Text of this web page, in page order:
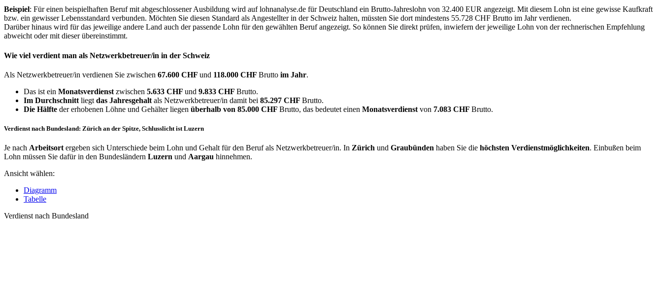
Beispiel: Für einen beispielhaften Beruf mit abgeschlossener Ausbildung wird auf lohnanalyse.de für Deutschland ein Brutto-Jahreslohn von 32.400 EUR angezeigt. Mit diesem Lohn ist eine gewisse Kaufkraft
bzw. ein gewisser Lebensstandard verbunden. Möchten Sie diesen Standard als Angestellter in der Schweiz halten, müssten Sie dort mindestens 55.728 CHF Brutto im Jahr verdienen.
Darüber hinaus wird für das jeweilige andere Land auch der passende Lohn für den gewählten Beruf angezeigt. So können Sie direkt prüfen, inwiefern der jeweilige Lohn von der rechnerischen Empfehlung
abweicht oder mit dieser übereinstimmt.
Wie viel verdient man als Netzwerkbetreuer/in in der Schweiz
Als Netzwerkbetreuer/in verdienen Sie zwischen 67.600 CHF und 118.000 CHF Brutto im Jahr.
Das ist ein Monatsverdienst zwischen 5.633 CHF und 9.833 CHF Brutto.
Im Durchschnitt liegt das Jahresgehalt als Netzwerkbetreuer/in damit bei 85.297 CHF Brutto.
Die Hälfte der erhobenen Löhne und Gehälter liegen überhalb von 85.000 CHF Brutto, das bedeutet einen Monatsverdienst von 7.083 CHF Brutto.
Verdienst nach Bundesland: Zürich an der Spitze, Schlusslicht ist Luzern
Je nach Arbeitsort ergeben sich Unterschiede beim Lohn und Gehalt für den Beruf als Netzwerkbetreuer/in. In Zürich und Graubünden haben Sie die höchsten Verdienstmöglichkeiten. Einbußen beim
Lohn müssen Sie dafür in den Bundesländern Luzern und Aargau hinnehmen.
Ansicht wählen:
Diagramm
Tabelle
Verdienst nach Bundesland